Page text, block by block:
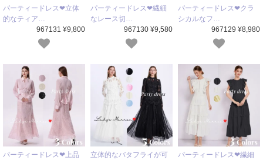
パーティードレス❤立体
的なティア…
967131 ¥9,800
パーティードレス❤繊細
なレース切…
967130 ¥9,580
パーティードレス❤クラ
シカルなフ…
967129 ¥8,980
パーティードレス❤上品
立体的なバタフライが可
パーティードレス❤繊細